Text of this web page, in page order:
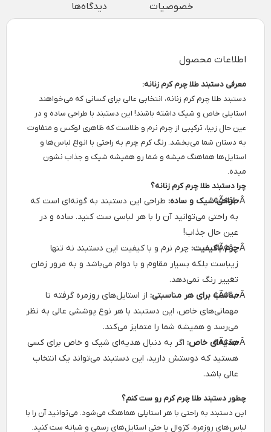
خصوصیات
دیدگاه‌ها
اطلاعات محصول
معرفی دستبند طلا چرم کرم زنانه:
دستبند طلا چرم کرم زنانه، انتخابی عالی برای کسانی که می‌خواهند
استایلی خاص و شیک داشته باشند! این دستبند با طراحی ساده و در
عین حال زیبا، ترکیبی از چرم نرم و طلاست که ظاهری لوکس و متفاوت
به دستان شما می‌بخشد. رنگ کرم چرم به راحتی با انواع لباس‌ها و
استایل‌ها هماهنگ میشه و شما رو همیشه شیک و جذاب نشون
میده.
چرا دستبند طلا چرم کرم زنانه؟
طراحی شیک و ساده: طراحی این دستبند به گونه‌ای است که
به راحتی می‌توانید آن را با هر لباسی ست کنید. ساده و در
عین حال جذاب!
چرم باکیفیت: چرم نرم و با کیفیت این دستبند نه تنها
زیباست بلکه بسیار مقاوم و با دوام می‌باشد و به مرور زمان
تغییر رنگ نمی‌دهد.
مناسب برای هر مناسبتی: از استایل‌های روزمره گرفته تا
مهمانی‌های خاص، این دستبند با هر نوع پوششی عالی به نظر
می‌رسد و همیشه شما را متمایز می‌کند.
هدیه‌ای خاص: اگر به دنبال هدیه‌ای شیک و خاص برای کسی
هستید که دوستش دارید، این دستبند می‌تواند یک انتخاب
عالی باشد.
چطور دستبند طلا چرم کرم رو ست کنم؟
این دستبند به راحتی با هر استایلی هماهنگ می‌شود. می‌توانید آن را با
لباس‌های روزمره، کژوال یا حتی استایل‌های رسمی و شبانه ست کنید.